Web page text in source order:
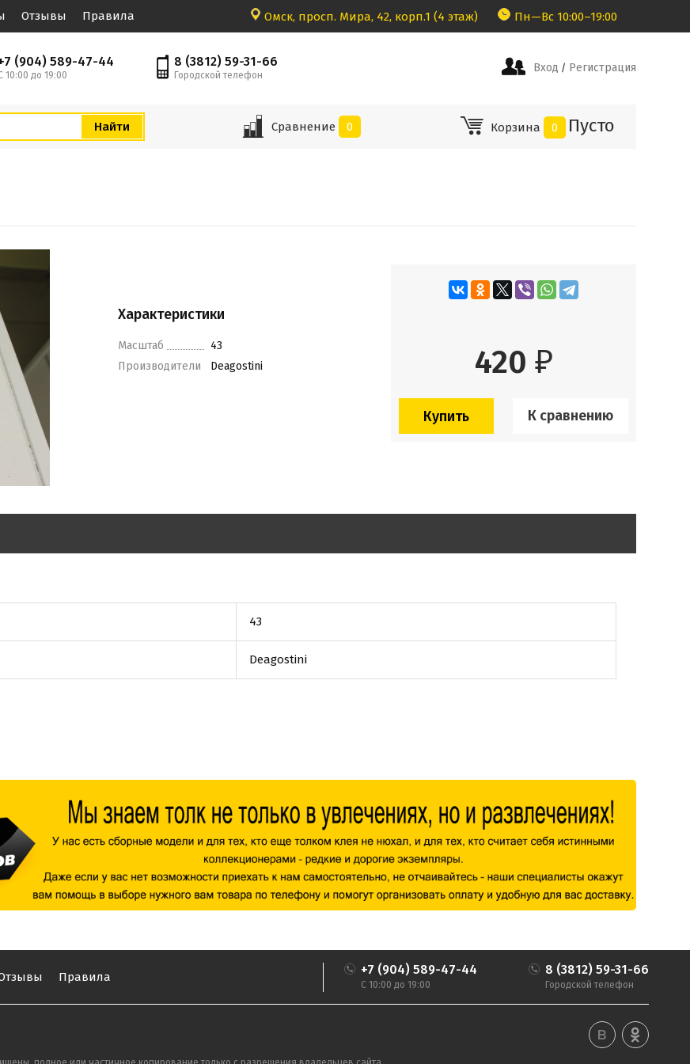
Отзывы Правила Омск, просп. Мира, 42, корп.1 (4 этаж) Пн—Вс 10:00–19:00
(904) 589-47-44
10:00 до 19:00
8 (3812) 59-31-66
Городской телефон
Вход / Регистрация
Сравнение 0 Корзина 0 Пусто
Характеристики
Масштаб
43
Производители
Deagostini 420 ₽
К сравнению
43
Deagostini
Правила +7 (904) 589-47-44
С 10:00 до 19:00
8 (3812) 59-31-66
Городской телефон